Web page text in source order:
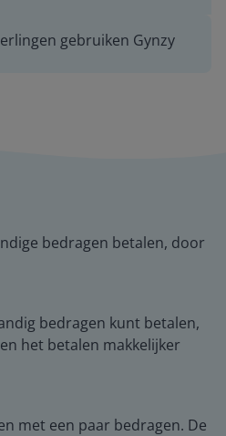
gebruiken Gynzy
bedragen betalen, door
bedragen kunt betalen,
het betalen makkelijker
met een paar bedragen. De